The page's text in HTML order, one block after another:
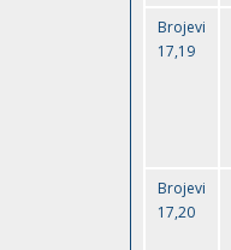
Brojevi
17,19
Brojevi
17,20